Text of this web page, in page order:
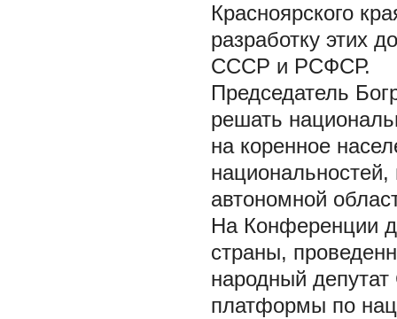
Красноярского
разработку этих
СССР и РСФСР.
Председатель
решать
на коренное
автономной
На Конференции
страны,
народный
платформы по